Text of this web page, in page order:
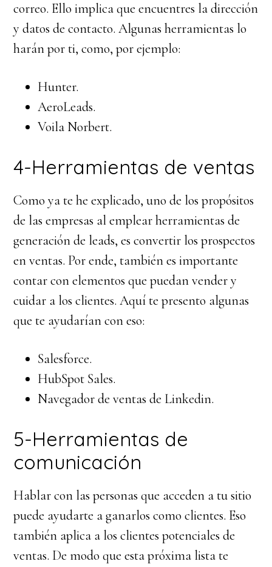
correo. Ello implica que encuentres la dirección
y datos de contacto. Algunas herramientas lo
harán por ti, como, por ejemplo:
Hunter.
AeroLeads.
Voila Norbert.
4-Herramientas de ventas
Como ya te he explicado, uno de los propósitos
de las empresas al emplear herramientas de
generación de leads, es convertir los prospectos
en ventas. Por ende, también es importante
contar con elementos que puedan vender y
cuidar a los clientes. Aquí te presento algunas
que te ayudarían con eso:
Salesforce.
HubSpot Sales.
Navegador de ventas de Linkedin.
5-Herramientas de
comunicación
Hablar con las personas que acceden a tu sitio
puede ayudarte a ganarlos como clientes. Eso
también aplica a los clientes potenciales de
ventas. De modo que esta próxima lista te